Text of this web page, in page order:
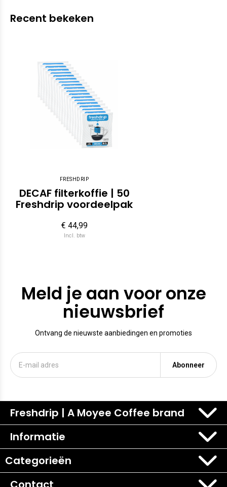
Recent bekeken
FRESHDRIP
DECAF filterkoffie | 50
Freshdrip voordeelpak
€ 44,99
Incl. btw
Meld je aan voor onze
nieuwsbrief
Ontvang de nieuwste aanbiedingen en promoties
Abonneer
Freshdrip | A Moyee Coffee brand
Informatie
Categorieën